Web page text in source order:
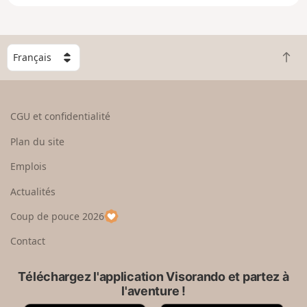
g
n
C
h
o
e
u
p
a
R
e
CGU et confidentialité
Plan du site
Emplois
Actualités
Coup de pouce 2026
Contact
Téléchargez l'application Visorando et partez à
l'aventure !